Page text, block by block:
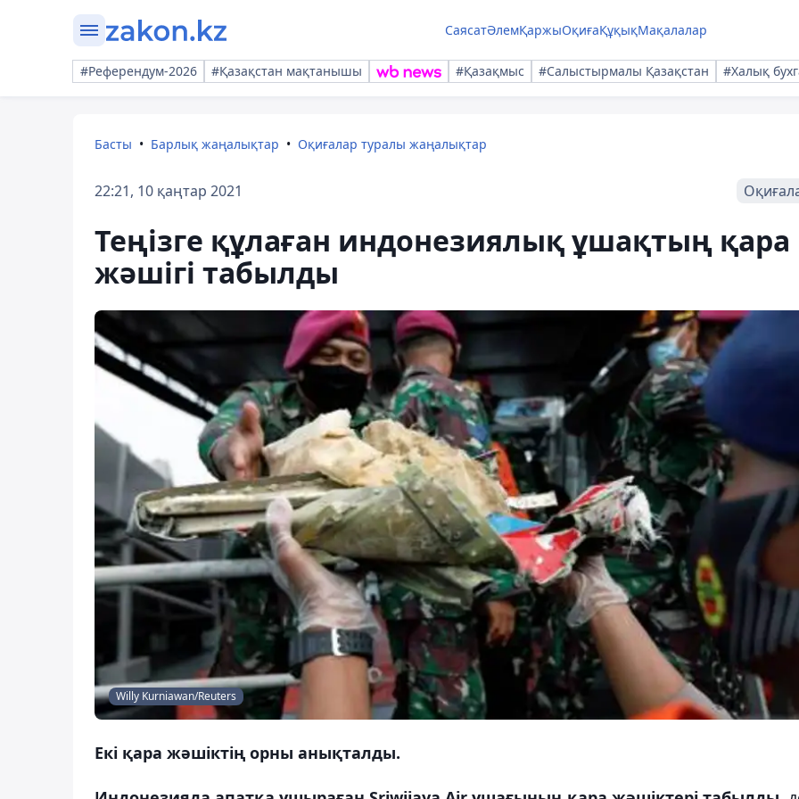
СаясатӘлемҚаржыОқиғаҚұқықМақалалар
#Референдум-2026 #Қазақстан мақтанышы #Қазақмыс #Салыстырмалы Қазақстан #Халық
Басты Барлық жаңалықтар Оқиғалар туралы жаңалықтар
22:21, 10 қаңтар 2021
Теңізге құлаған индонезиялық ұшақтың қара
жәшігі табылды
Willy Kurniawan/Reuters
Екі қара жәшіктің орны анықталды.